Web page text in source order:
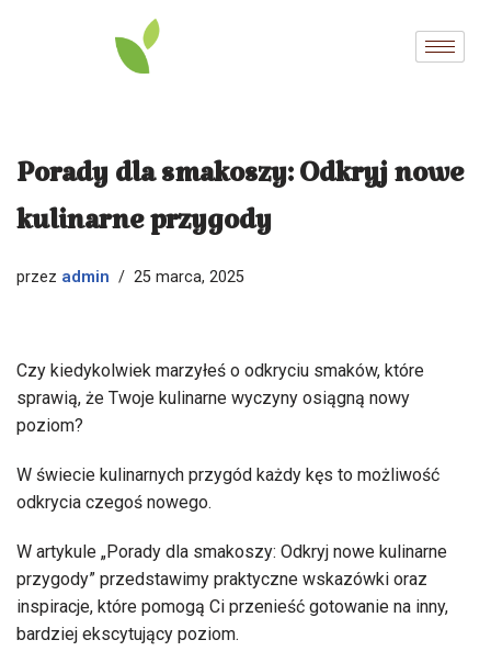
Porady dla smakoszy: Odkryj nowe
kulinarne przygody
przez admin 25 marca, 2025
Czy kiedykolwiek marzyłeś o odkryciu smaków, które
sprawią, że Twoje kulinarne wyczyny osiągną nowy
poziom?
W świecie kulinarnych przygód każdy kęs to możliwość
odkrycia czegoś nowego.
W artykule „Porady dla smakoszy: Odkryj nowe kulinarne
przygody” przedstawimy praktyczne wskazówki oraz
inspiracje, które pomogą Ci przenieść gotowanie na inny,
bardziej ekscytujący poziom.